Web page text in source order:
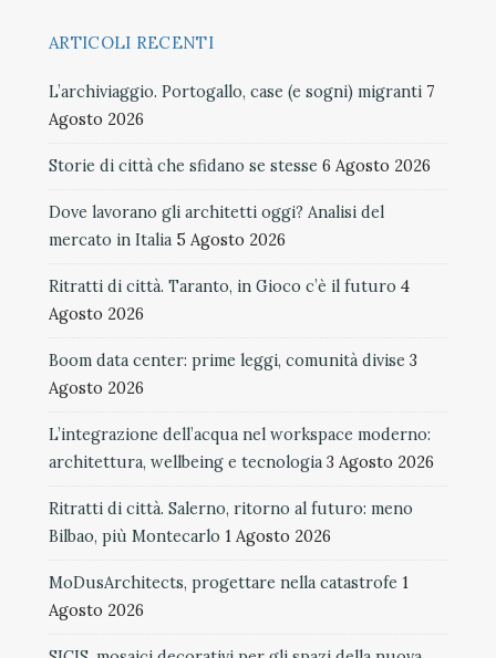
ARTICOLI RECENTI
L’archiviaggio. Portogallo, case (e sogni) migranti 7
Agosto 2026
Storie di città che sfidano se stesse 6 Agosto 2026
Dove lavorano gli architetti oggi? Analisi del
mercato in Italia 5 Agosto 2026
Ritratti di città. Taranto, in Gioco c’è il futuro 4
Agosto 2026
Boom data center: prime leggi, comunità divise 3
Agosto 2026
L’integrazione dell’acqua nel workspace moderno:
architettura, wellbeing e tecnologia 3 Agosto 2026
Ritratti di città. Salerno, ritorno al futuro: meno
Bilbao, più Montecarlo 1 Agosto 2026
MoDusArchitects, progettare nella catastrofe 1
Agosto 2026